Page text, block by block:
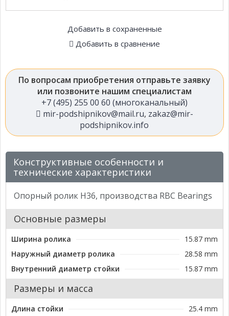
Добавить в сохраненные
Добавить в сравнение
По вопросам приобретения отправьте заявку
или позвоните нашим специалистам
+7 (495) 255 00 60 (многоканальный)
mir-podshipnikov@mail.ru, zakaz@mir-
podshipnikov.info
Конструктивные особенности и
технические характеристики
Опорный ролик H36, производства RBC Bearings
Основные размеры
Ширина ролика
15.87 mm
Наружный диаметр ролика
28.58 mm
Внутренний диаметр стойки
15.87 mm
Размеры и масса
Длина стойки 25.4 mm